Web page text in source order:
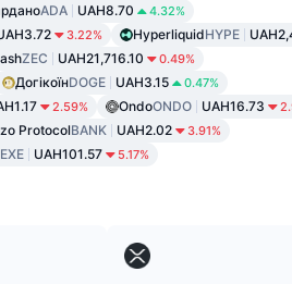
ADA UAH8.70 4.32%
3.22% HyperliquidHYPE
ZEC UAH21,716.10 0.49%
ДогікоїнDOGE UAH3.15 0.47%
2.59% OndoONDO UAH16.73
ProtocolBANK UAH2.02 3.91%
UAH101.57 5.17%